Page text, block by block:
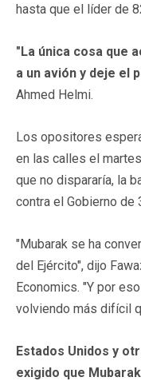
hasta que el líder de
"La única cosa que
a un avión y deje el
Ahmed Helmi.
Los opositores
en las calles el
que no dispararía, la
contra el Gobierno de
"Mubarak se ha
del Ejército", dijo
Economics. "Y por
volviendo más difícil
Estados Unidos y
exigido que